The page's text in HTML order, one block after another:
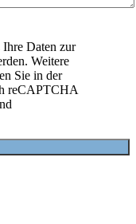
Ihre Daten zur
Weitere
Sie in der
reCAPTCHA